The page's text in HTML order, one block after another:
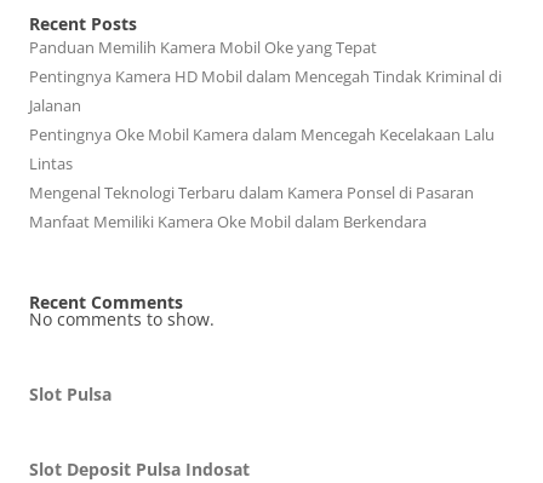
Recent Posts
Panduan Memilih Kamera Mobil Oke yang Tepat
Pentingnya Kamera HD Mobil dalam Mencegah Tindak Kriminal di
Jalanan
Pentingnya Oke Mobil Kamera dalam Mencegah Kecelakaan Lalu
Lintas
Mengenal Teknologi Terbaru dalam Kamera Ponsel di Pasaran
Manfaat Memiliki Kamera Oke Mobil dalam Berkendara
Recent Comments
No comments to show.
Slot Pulsa
Slot Deposit Pulsa Indosat